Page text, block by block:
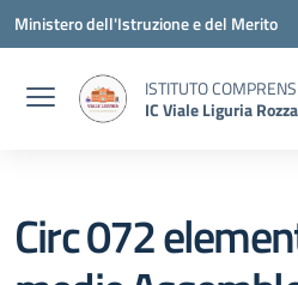
Vai ai contenuti
Vai al menu di navigazione
Vai al footer
Ministero dell'Istruzione e del Merito
ISTITUTO
IC Viale Liguria
Circ 072